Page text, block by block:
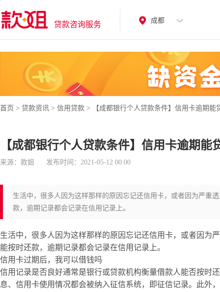
贷款咨询服务 成都
首页 > 贷款资讯 > 信用贷款 > 【成都银行个人贷款条件】信用卡逾期能
【成都银行个人贷款条件】信用卡逾期能
来源：款姐 发布时间：2021-05-12 00:00
生活中，很多人因为这样那样的原因忘记还信用卡，或者因为严重
款，逾期记录都会记录在信用记录上。
生活中，很多人因为这样那样的原因忘记还信用卡，或者因为
能按时还款，逾期记录都会记录在信用记录上。
信用卡过期后，我可以借钱吗
信用记录是否良好通常是银行或贷款机构衡量借款人能否按时
息、信用卡使用情况都会被纳入征信系统，即征信记录。此外